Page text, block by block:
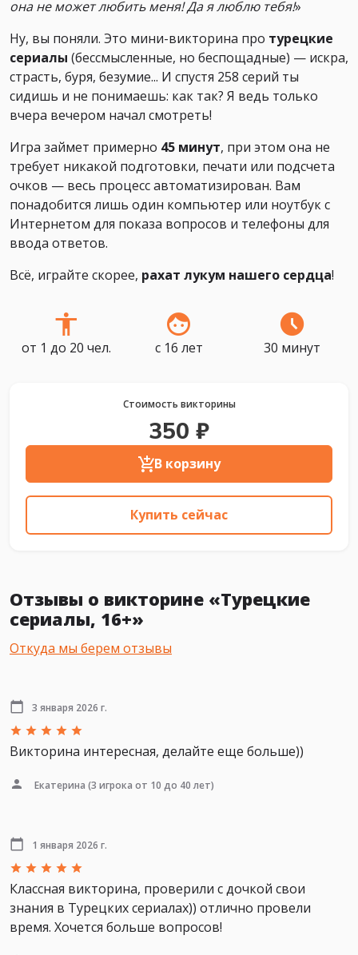
она не может любить меня! Да я люблю тебя!»
Ну, вы поняли. Это мини-викторина про турецкие
сериалы (бессмысленные, но беспощадные) — искра,
страсть, буря, безумие... И спустя 258 серий ты
сидишь и не понимаешь: как так? Я ведь только
вчера вечером начал смотреть!
Игра займет примерно 45 минут, при этом она не
требует никакой подготовки, печати или подсчета
очков — весь процесс автоматизирован. Вам
понадобится лишь один компьютер или ноутбук с
Интернетом для показа вопросов и телефоны для
ввода ответов.
Всё, играйте скорее, рахат лукум нашего сердца!
от 1 до 20 чел. с 16 лет 30 минут
Стоимость викторины
350 ₽
В корзину
Купить сейчас
Отзывы о викторине «Турецкие
сериалы, 16+»
Откуда мы берем отзывы
3 января 2026 г.
Викторина интересная, делайте еще больше))
Екатерина (3 игрока от 10 до 40 лет)
1 января 2026 г.
Классная викторина, проверили с дочкой свои
знания в Турецких сериалах)) отлично провели
время. Хочется больше вопросов!